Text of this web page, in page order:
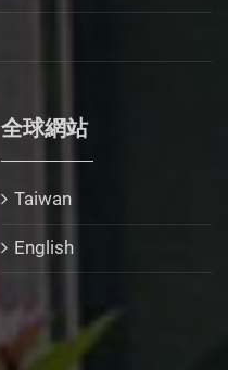
全球網站
Taiwan
English